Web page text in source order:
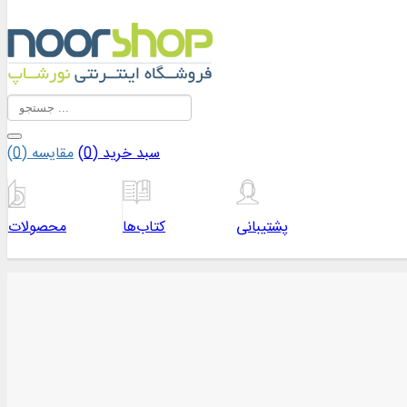
سبد خرید (0
)مقایسه (0
)
محصولات کتاب‌ها پشتیبانی